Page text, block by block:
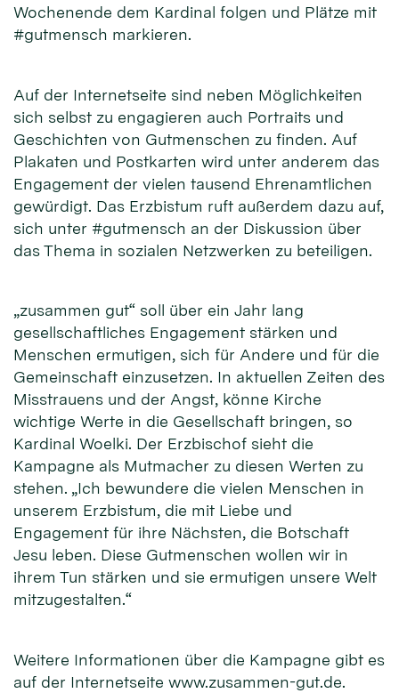
Wochenende dem Kardinal folgen und Plätze mit
#gutmensch markieren.
Auf der Internetseite sind neben Möglichkeiten
sich selbst zu engagieren auch Portraits und
Geschichten von Gutmenschen zu finden. Auf
Plakaten und Postkarten wird unter anderem das
Engagement der vielen tausend Ehrenamtlichen
gewürdigt. Das Erzbistum ruft außerdem dazu auf,
sich unter #gutmensch an der Diskussion über
das Thema in sozialen Netzwerken zu beteiligen.
„zusammen gut“ soll über ein Jahr lang
gesellschaftliches Engagement stärken und
Menschen ermutigen, sich für Andere und für die
Gemeinschaft einzusetzen. In aktuellen Zeiten des
Misstrauens und der Angst, könne Kirche
wichtige Werte in die Gesellschaft bringen, so
Kardinal Woelki. Der Erzbischof sieht die
Kampagne als Mutmacher zu diesen Werten zu
stehen. „Ich bewundere die vielen Menschen in
unserem Erzbistum, die mit Liebe und
Engagement für ihre Nächsten, die Botschaft
Jesu leben. Diese Gutmenschen wollen wir in
ihrem Tun stärken und sie ermutigen unsere Welt
mitzugestalten.“
Weitere Informationen über die Kampagne gibt es
auf der Internetseite www.zusammen-gut.de.